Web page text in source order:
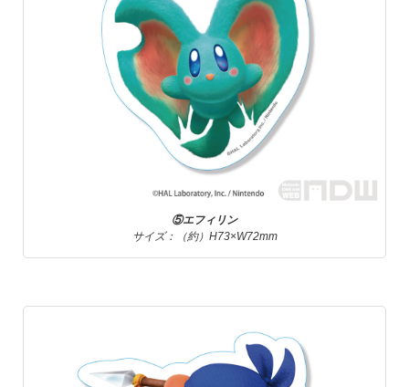
⑤エフィリン
サイズ：（約）H73×W72mm